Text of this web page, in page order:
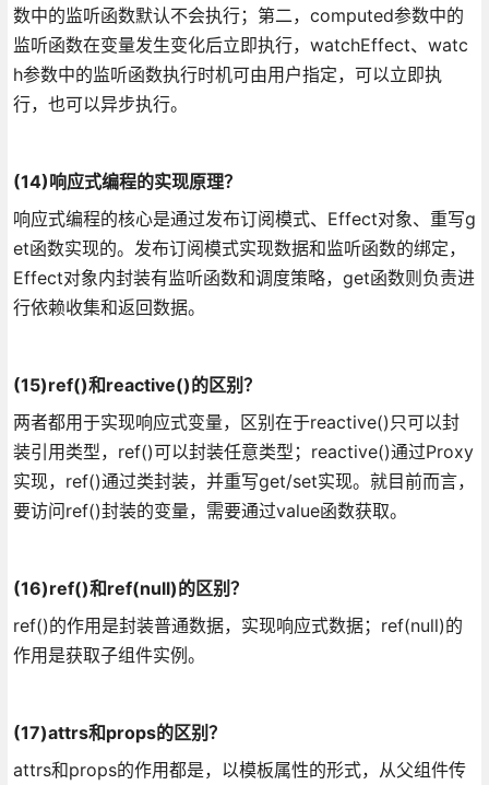
数中的监听函数默认不会执行；第二，computed参数中的
监听函数在变量发生变化后立即执行，watchEffect、watc
h参数中的监听函数执行时机可由用户指定，可以立即执
行，也可以异步执行。
(14)响应式编程的实现原理？
响应式编程的核心是通过发布订阅模式、Effect对象、重写g
et函数实现的。发布订阅模式实现数据和监听函数的绑定，
Effect对象内封装有监听函数和调度策略，get函数则负责进
行依赖收集和返回数据。
(15)ref()和reactive()的区别？
两者都用于实现响应式变量，区别在于reactive()只可以封
装引用类型，ref()可以封装任意类型；reactive()通过Proxy
实现，ref()通过类封装，并重写get/set实现。就目前而言，
要访问ref()封装的变量，需要通过value函数获取。
(16)ref()和ref(null)的区别？
ref()的作用是封装普通数据，实现响应式数据；ref(null)的
作用是获取子组件实例。
(17)attrs和props的区别？
attrs和props的作用都是，以模板属性的形式，从父组件传